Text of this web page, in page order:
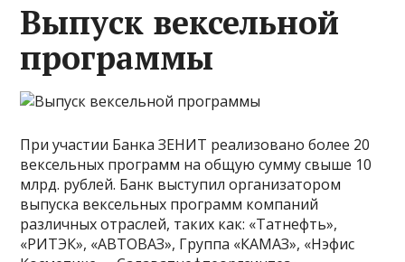
Выпуск вексельной
программы
При участии Банка ЗЕНИТ реализовано более 20
вексельных программ на общую сумму свыше 10
млрд. рублей. Банк выступил организатором
выпуска вексельных программ компаний
различных отраслей, таких как: «Татнефть»,
«РИТЭК», «АВТОВАЗ», Группа «КАМАЗ», «Нэфис